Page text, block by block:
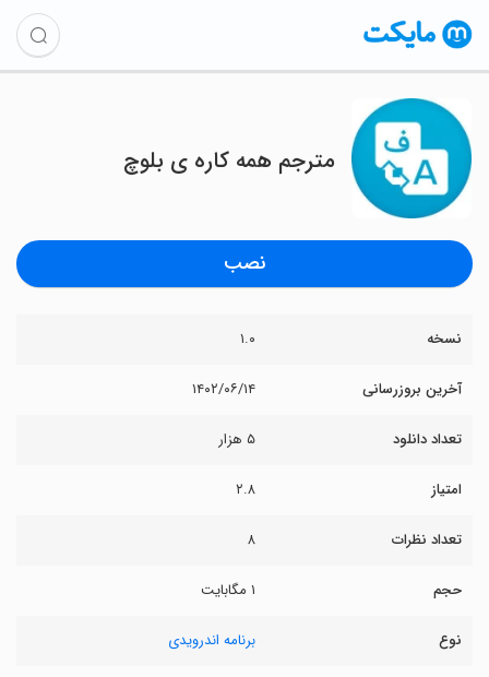
مترجم همه کاره ی بلوچ
نصب
نسخه ۱.۰
آخرین بروزرسانی ۱۴۰۲/۰۶/۱۴
تعداد دانلود ۵ هزار
امتیاز ۲.۸
تعداد نظرات ۸
حجم ۱ مگابایت
نوع برنامه اندرویدی